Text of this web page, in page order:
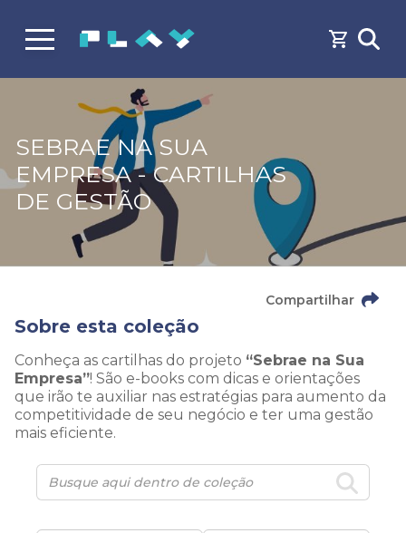
SEBRAE NA SUA
EMPRESA - CARTILHAS
DE GESTÃO
Compartilhar
Sobre esta coleção
Conheça as cartilhas do projeto “Sebrae na Sua
Empresa”! São e-books com dicas e orientações
que irão te auxiliar nas estratégias para aumento da
competitividade de seu negócio e ter uma gestão
mais eficiente.